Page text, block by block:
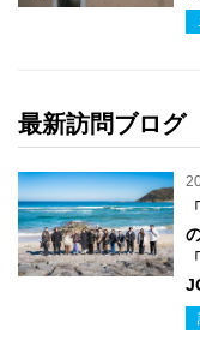
最新訪問ブログ